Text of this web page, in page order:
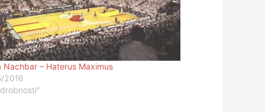
Nachbar – Haterus Maximus
2016